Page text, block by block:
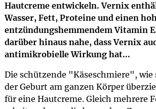
Hautcreme entwickeln. Vernix
Wasser, Fett, Proteine und einen
entzündungshemmendem Vitamin
darüber hinaus nahe, dass Vernix
antimikrobielle Wirkung hat...
Die schützende "Käseschmiere", wie
der Geburt am ganzen Körper
für eine Hautcreme. Gleich mehrere